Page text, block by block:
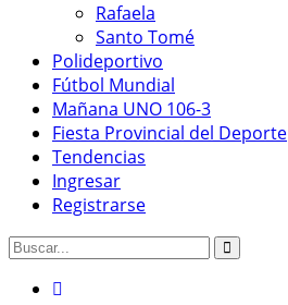
Rafaela
Santo Tomé
Polideportivo
Fútbol Mundial
Mañana UNO 106-3
Fiesta Provincial del Deporte
Tendencias
Ingresar
Registrarse